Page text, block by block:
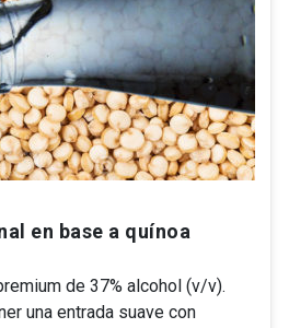
en base a quínoa
de 37% alcohol (v/v).
una entrada suave con